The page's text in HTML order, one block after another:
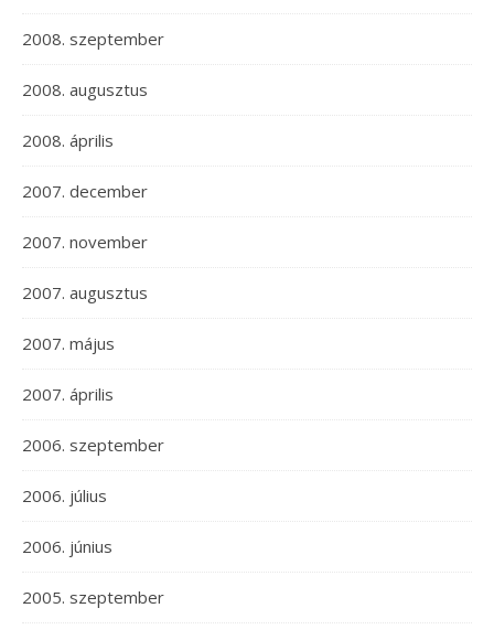
2008. szeptember
2008. augusztus
2008. április
2007. december
2007. november
2007. augusztus
2007. május
2007. április
2006. szeptember
2006. július
2006. június
2005. szeptember